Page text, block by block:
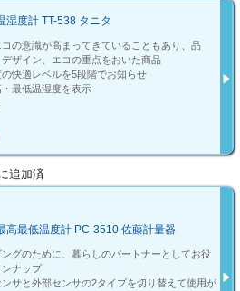
湿度計 TT-538 タニタ
の意識が高まってきていることもあり、品
ザイン、エコの重点をおいた商品
快適レベルを5段階でお知らせ
最低温湿度を表示
追加済
高最低温度計 PC-3510 佐藤計量器
グのために、暮らしのパートナーとしてお役
ナップ
サと外部センサの2タイプを切り替えて使用が